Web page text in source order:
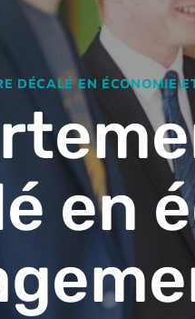
DÉCALÉ EN ÉCONOMIE
en